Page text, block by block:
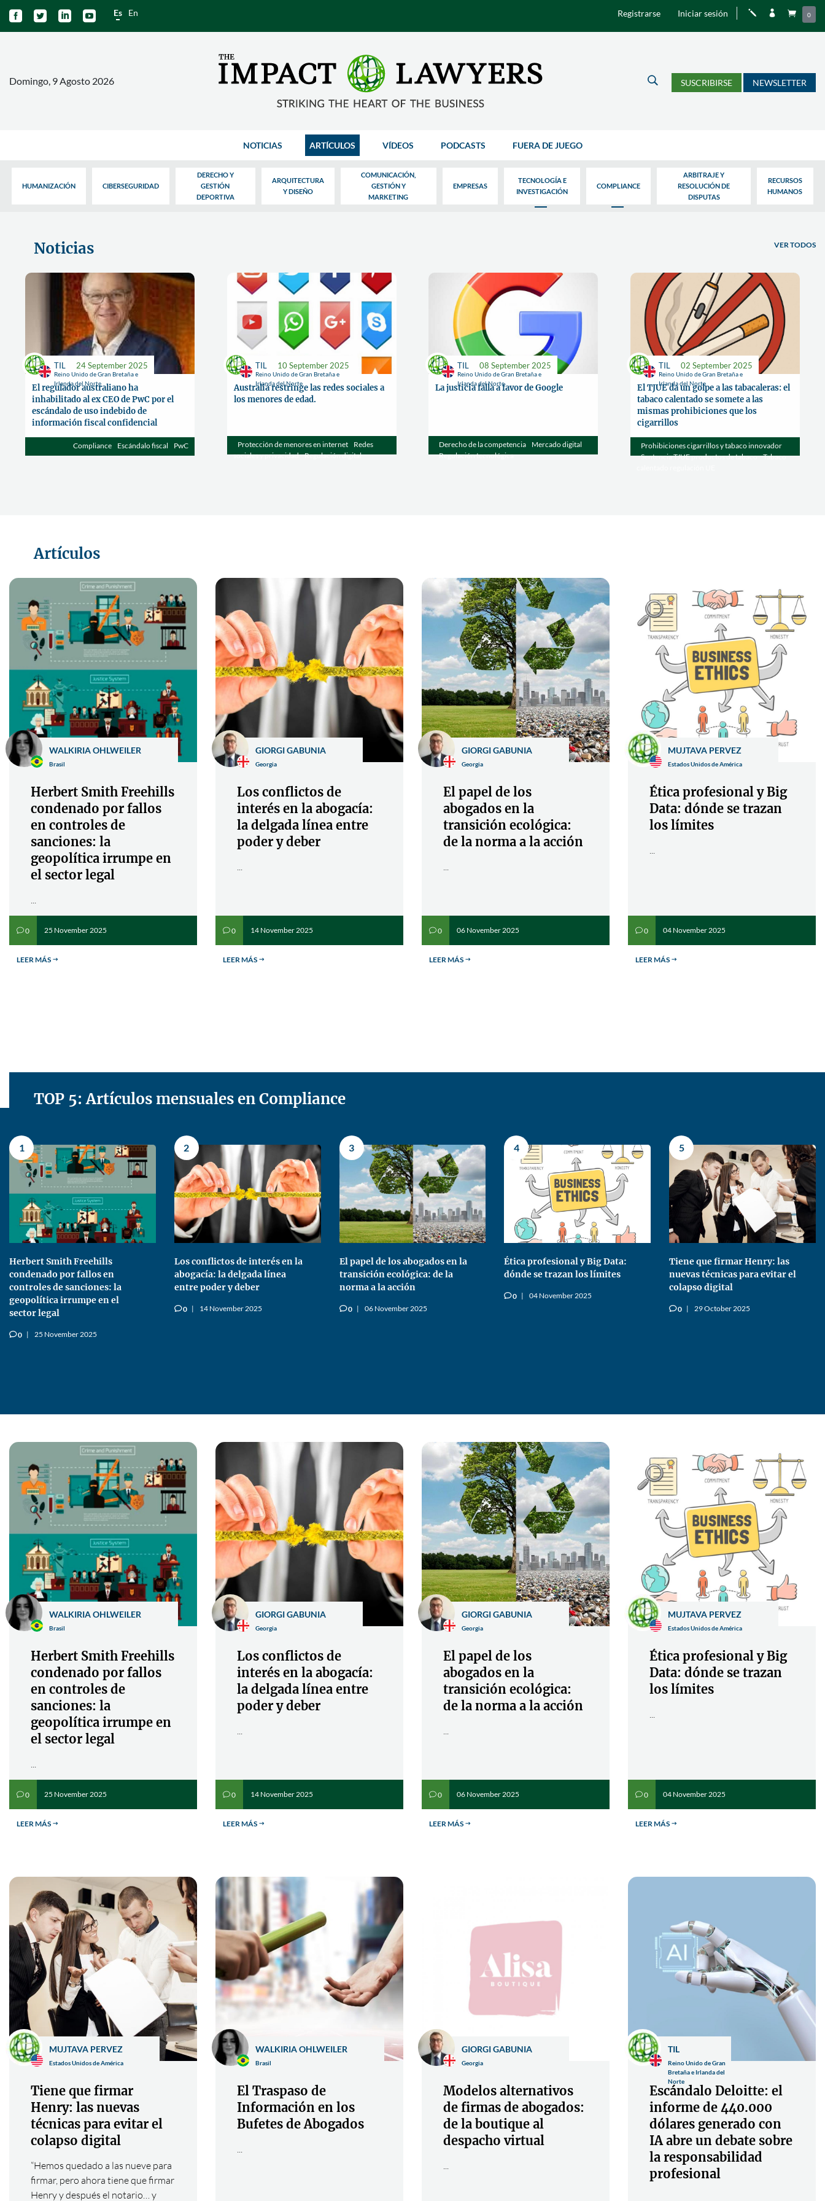
    Es En Registrarse Iniciar sesión j   0
Domingo, 9 Agosto 2026 U SUSCRIBIRSE NEWSLETTER
NOTICIAS ARTÍCULOS VÍDEOS PODCASTS FUERA DE JUEGO
HUMANIZACIÓN CIBERSEGURIDAD
DERECHO Y
GESTIÓN
DEPORTIVA
ARQUITECTURA
Y DISEÑO
COMUNICACIÓN,
GESTIÓN Y
MARKETING
EMPRESAS
TECNOLOGÍA E
INVESTIGACIÓN
COMPLIANCE
ARBITRAJE Y
RESOLUCIÓN DE
DISPUTAS
RECURSOS
HUMANOS
Noticias VER TODOS
Reino Unido de Gran Bretaña e
Irlanda del Norte
TIL 24 September 2025
El regulador australiano ha
inhabilitado al ex CEO de PwC por el
escándalo de uso indebido de
información fiscal confidencial
Compliance Escándalo fiscal PwC
Reino Unido de Gran Bretaña e
Irlanda del Norte
TIL 10 September 2025
Australia restringe las redes sociales a
los menores de edad.
Protección de menores en internet
Redes
sociales y privacidad Regulación digital
Reino Unido de Gran Bretaña e
Irlanda del Norte
TIL 08 September 2025
La justicia falla a favor de Google
Derecho de la competencia
Mercado digital
Regulación tecnológica
Reino Unido de Gran Bretaña e
Irlanda del Norte
TIL 02 September 2025
El TJUE da un golpe a las tabacaleras: el
tabaco calentado se somete a las
mismas prohibiciones que los
cigarrillos
Prohibiciones cigarrillos y tabaco innovador
Sentencia TJUE productos de tabaco Tabaco
Artículos
Brasil
WALKIRIA OHLWEILER
Herbert Smith Freehills
condenado por fallos
en controles de
sanciones: la
geopolítica irrumpe en
el sector legal
...
v0 25 November 2025
LEER MÁS $
Georgia
GIORGI GABUNIA
Los conflictos de
interés en la abogacía:
la delgada línea entre
poder y deber
...
v0 14 November 2025
LEER MÁS $
Georgia
GIORGI GABUNIA
El papel de los
abogados en la
transición ecológica:
de la norma a la acción
...
v0 06 November 2025
LEER MÁS $
Estados Unidos de América
MUJTAVA PERVEZ
Ética profesional y Big
Data: dónde se trazan
los límites
...
v0 04 November 2025
LEER MÁS $
TOP 5: Artículos mensuales en Compliance
1
Herbert Smith Freehills
condenado por fallos en
controles de sanciones: la
geopolítica irrumpe en el
sector legal
v0 25 November 2025
2
Los conflictos de interés en la
abogacía: la delgada línea
entre poder y deber
v0 14 November 2025
3
El papel de los abogados en la
transición ecológica: de la
norma a la acción
v0 06 November 2025
4
Ética profesional y Big Data:
dónde se trazan los límites
v0 04 November 2025
5
Tiene que firmar Henry: las
nuevas técnicas para evitar el
colapso digital
v0 29 October 2025
Brasil
WALKIRIA OHLWEILER
Herbert Smith Freehills
condenado por fallos
en controles de
sanciones: la
geopolítica irrumpe en
el sector legal
...
v0 25 November 2025
LEER MÁS $
Georgia
GIORGI GABUNIA
Los conflictos de
interés en la abogacía:
la delgada línea entre
poder y deber
...
v0 14 November 2025
LEER MÁS $
Georgia
GIORGI GABUNIA
El papel de los
abogados en la
transición ecológica:
de la norma a la acción
...
v0 06 November 2025
LEER MÁS $
Estados Unidos de América
MUJTAVA PERVEZ
Ética profesional y Big
Data: dónde se trazan
los límites
...
v0 04 November 2025
LEER MÁS $
Estados Unidos de América
MUJTAVA PERVEZ
Tiene que firmar
Henry: las nuevas
técnicas para evitar el
colapso digital
“Hemos quedado a las nueve para
firmar, pero ahora tiene que firmar
Henry y después el notario… y
Brasil
WALKIRIA OHLWEILER
El Traspaso de
Información en los
Bufetes de Abogados
...
Georgia
GIORGI GABUNIA
Modelos alternativos
de firmas de abogados:
de la boutique al
despacho virtual
...
Reino Unido de Gran
Bretaña e Irlanda del
Norte
TIL
Escándalo Deloitte: el
informe de 440.000
dólares generado con
IA abre un debate sobre
la responsabilidad
profesional